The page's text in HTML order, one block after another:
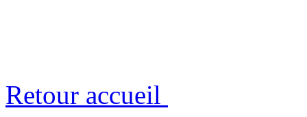
Retour accueil